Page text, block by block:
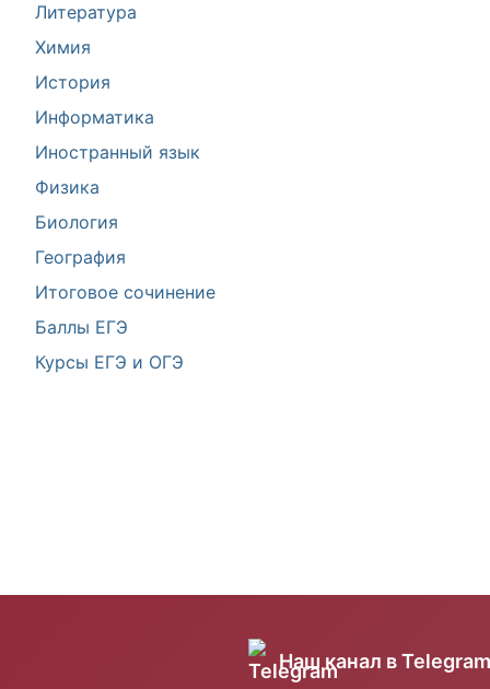
Литература
Химия
История
Информатика
Иностранный язык
Физика
Биология
География
Итоговое сочинение
Баллы ЕГЭ
Курсы ЕГЭ и ОГЭ
Наш канал в Telegram